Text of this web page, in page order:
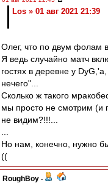
Los » 01 авг 2021 21:39
Олег, что по двум фолам
Я ведь случайно матч
гостях в деревне у
нечего"...
Сколько ж такого
мы просто не смотрим (и
не видим?!!!...
Но нам, конечно, нужно
((
RoughBoy -